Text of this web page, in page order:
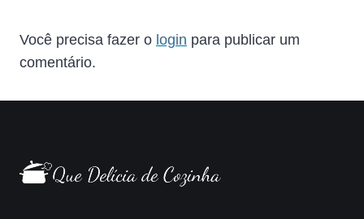
Você precisa fazer o login para publicar um
comentário.